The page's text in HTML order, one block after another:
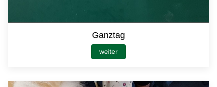
Ganztag
weiter